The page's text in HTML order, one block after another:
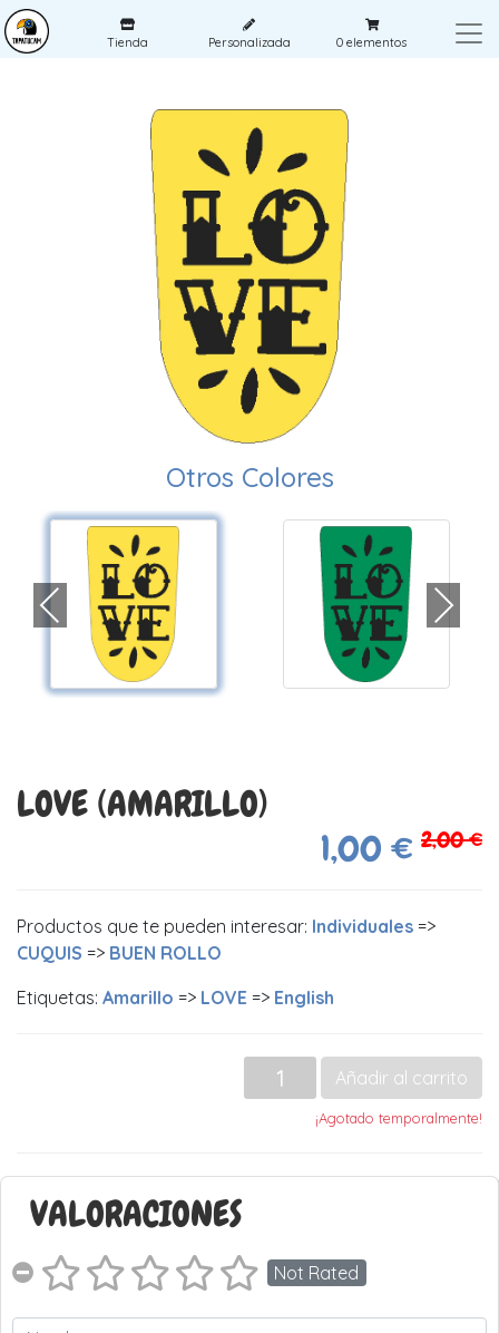
Tienda Personalizada 0 elementos
Otros Colores
LOVE (AMARILLO)
1,00 € 2,00 €
Productos que te pueden interesar: Individuales =>
CUQUIS => BUEN ROLLO
Etiquetas: Amarillo => LOVE => English
Añadir al carrito
¡Agotado temporalmente!
VALORACIONES
Not Rated